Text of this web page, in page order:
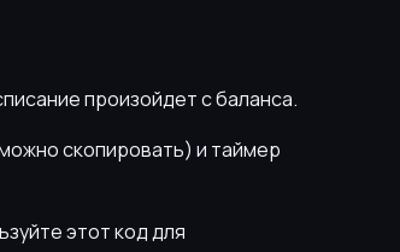
произойдет с баланса.
скопировать) и таймер
этот код для